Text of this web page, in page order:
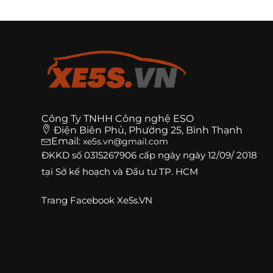
Công Ty TNHH Công nghệ ESO
Điện Biên Phủ, Phường 25, Bình Thạnh
Email: xe5s.vn@gmail.com
ĐKKD số 0315267906 cấp ngày ngày 12/09/ 2018
tại Sở kế hoạch và Đầu tư TP. HCM
Trang Facebook Xe5s.VN